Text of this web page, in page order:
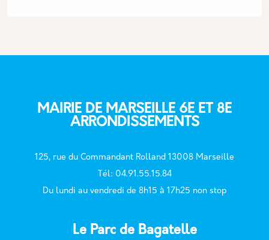
MAIRIE DE MARSEILLE 6E ET 8E
ARRONDISSEMENTS
125, rue du Commandant Rolland 13008 Marseille
T él: 04.91.55.15.84
Du lundi au vendredi de 8h15 à 17h25 non stop
Le Parc de Bagatelle